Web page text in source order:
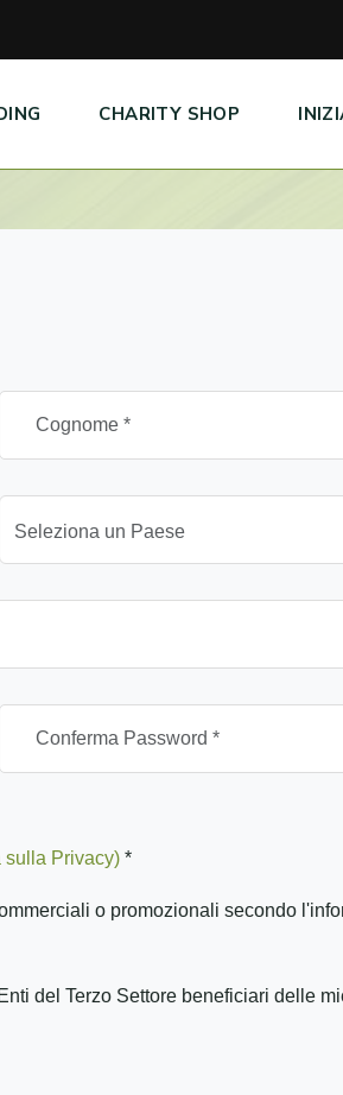
CHARITY SHOP
Seleziona un Paese
sulla Privacy) *
o promozionali secondo
del Terzo Settore beneficiari delle